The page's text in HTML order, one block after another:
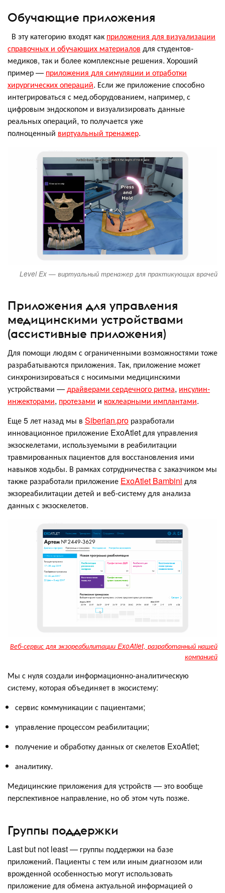
Обучающие приложения
В эту категорию входят как приложения для визуализации
справочных и обучающих материалов для студентов-
медиков, так и более комплексные решения. Хороший
пример — приложения для симуляции и отработки
хирургических операций. Если же приложение способно
интегрироваться с мед.оборудованием, например, с
цифровым эндоскопом и визуализировать данные
реальных операций, то получается уже
полноценный виртуальный тренажер.
Level Ex — виртуальный тренажер для практикующих врачей
Приложения для управления
медицинскими устройствами
(ассистивные приложения)
Для помощи людям с ограниченными возможностями тоже
разрабатываются приложения. Так, приложение может
синхронизироваться с носимыми медицинскими
устройствами —драйверами сердечного ритма, инсулин-
инжекторами, протезами и кохлеарными имплантами.
Еще 5 лет назад мы в Siberian.pro разработали
инновационное приложение ExoAtlet для управления
экзоскелетами, используемыми в реабилитации
травмированных пациентов для восстановления ими
навыков ходьбы. В рамках сотрудничества с заказчиком мы
также разработали приложение ExoAtlet Bambini для
экзореабилитации детей и веб-систему для анализа
данных с экзоскелетов.
Веб-сервис для экзореабилитации ExoAtlet, разработанный нашей
компанией
Мы с нуля создали информационно-аналитическую
систему, которая объединяет в экосистему:
сервис коммуникации с пациентами;
управление процессом реабилитации;
получение и обработку данных от скелетов ExoAtlet;
аналитику.
Медицинские приложения для устройств — это вообще
перспективное направление, но об этом чуть позже.
Группы поддержки
Last but not least — группы поддержки на базе
приложений. Пациенты с тем или иным диагнозом или
врожденной особенностью могут использовать
приложение для обмена актуальной информацией о